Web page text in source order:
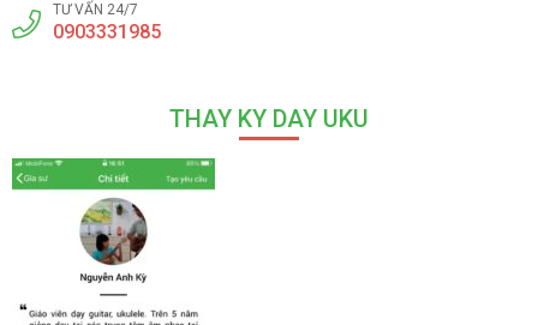
TƯ VẤN 24/7
0903331985
THAY KY DAY UKU